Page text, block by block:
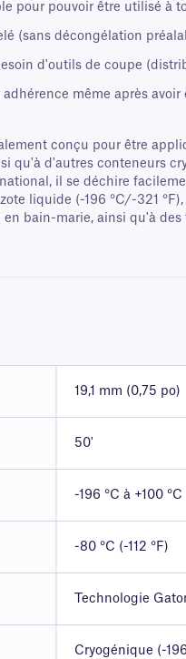
pour pouvoir être utilisé à
(sans décongélation
d'outils de coupe
même après
conçu pour être
qu'à d'autres conteneurs
il se déchire
liquide (-196 °C/-321
bain-marie, ainsi qu'à
19,1 mm (0,75 po)
50'
-196 °C à +100
-80 °C (-112 °F)
Technologie
Cryogénique (-